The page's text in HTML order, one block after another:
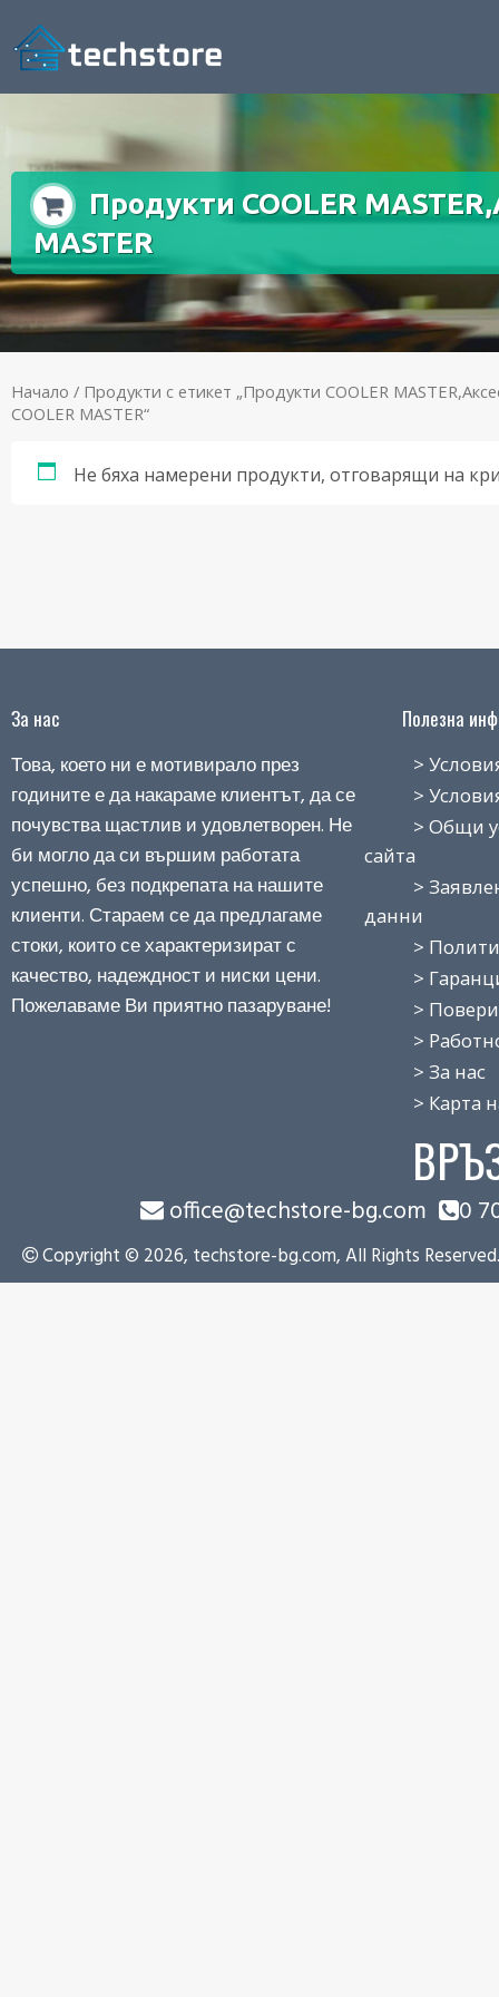
Продукти COOLER
MASTER
Начало / Продукти с етикет „Продукти COOLER
COOLER MASTER“
Не бяха намерени продукти, отговарящи на
За нас
Това, което ни е мотивирало през
годините е да накараме клиентът, да се
почувства щастлив и удовлетворен. Не
би могло да си вършим работата
успешно, без подкрепата на нашите
клиенти. Стараем се да предлагаме
стоки, които се характеризират с
качество, надеждност и ниски цени.
Пожелаваме Ви приятно пазаруване!
Полезна
> Условия
> Условия
> Общи
сайта
>
данни
>
>
>
> Работно
> За нас
> Карта на
office@techstore-bg.com 0
Copyright © 2026, techstore-bg.com, All Rights Reserved.